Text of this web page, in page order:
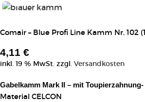
Comair – Blue Profi Line Kamm Nr. 102
4,11 €
inkl. 19 % MwSt. zzgl. Versandkosten
Gabelkamm Mark II – mit Toupierzahnung-
Material CELCON